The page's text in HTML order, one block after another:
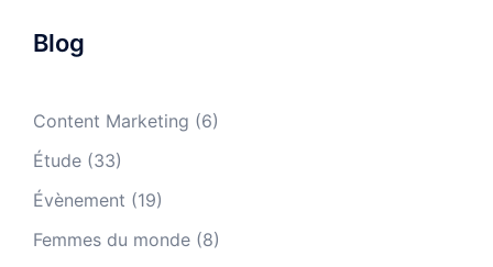
Blog
Content Marketing (6)
Étude (33)
Évènement (19)
Femmes du monde (8)